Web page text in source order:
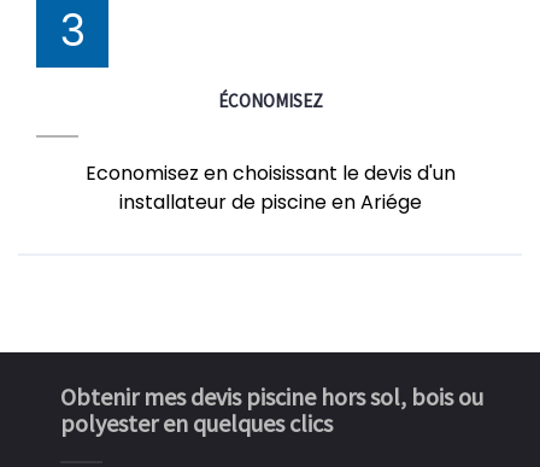
3
ÉCONOMISEZ
Economisez en choisissant le devis d'un
installateur de piscine en Ariége
Obtenir mes devis piscine hors sol, bois ou
polyester en quelques clics